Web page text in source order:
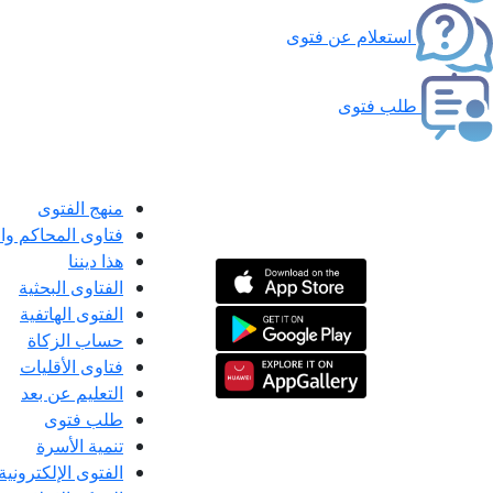
استعلام عن فتوى
طلب فتوى
منهج الفتوى
فتاوى المحاكم
هذا ديننا
الفتاوى البحثية
الفتوى الهاتفية
حساب الزكاة
فتاوى الأقليات
التعليم عن بعد
طلب فتوى
تنمية الأسرة
الفتوى الإلكترونية